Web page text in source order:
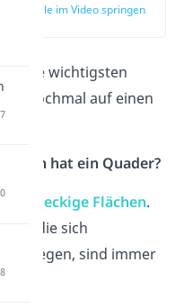
zur Stelle im Video springen
du die wichtigsten
nochmal auf einen
hat ein Quader?
rechteckige Flächen.
die sich
liegen, sind immer